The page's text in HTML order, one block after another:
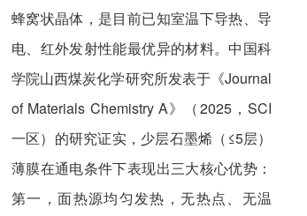
蜂窝状晶体，是目前已知室温下导热、导
电、红外发射性能最优异的材料。中国科
学院山西煤炭化学研究所发表于《Journal
of Materials Chemistry A》（2025，SCI
一区）的研究证实，少层石墨烯（≤5层）
薄膜在通电条件下表现出三大核心优势：
第一，面热源均匀发热，无热点、无温